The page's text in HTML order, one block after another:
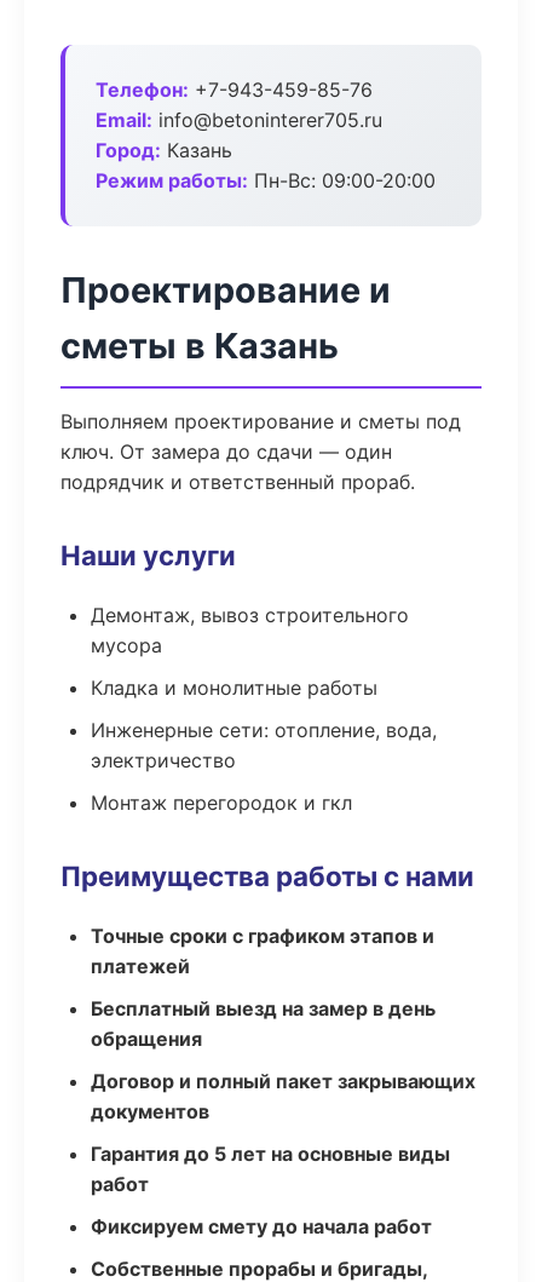
Телефон: +7-943-459-85-76
Email: info@betoninterer705.ru
Город: Казань
Режим работы: Пн-Вс: 09:00-20:00
Проектирование и
сметы в Казань
Выполняем проектирование и сметы под
ключ. От замера до сдачи — один
подрядчик и ответственный прораб.
Наши услуги
Демонтаж, вывоз строительного
мусора
Кладка и монолитные работы
Инженерные сети: отопление, вода,
электричество
Монтаж перегородок и гкл
Преимущества работы с нами
Точные сроки с графиком этапов и
платежей
Бесплатный выезд на замер в день
обращения
Договор и полный пакет закрывающих
документов
Гарантия до 5 лет на основные виды
работ
Фиксируем смету до начала работ
Собственные прорабы и бригады,